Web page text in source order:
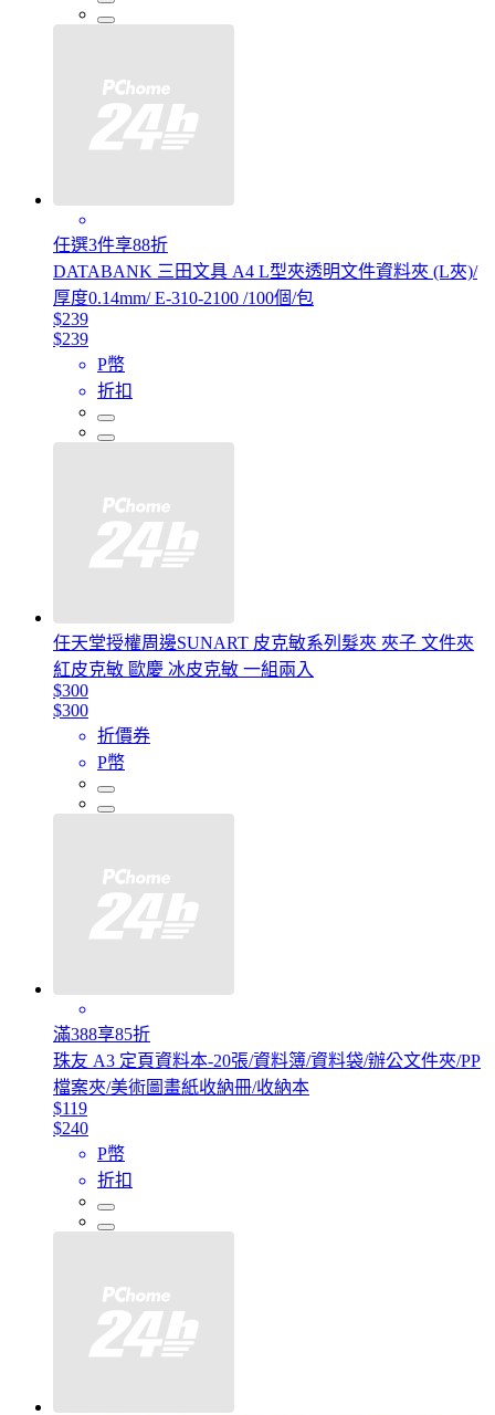
任選3件享88折
DATABANK 三田文具 A4 L型夾透明文件資料夾 (L夾)/
厚度0.14mm/ E-310-2100 /100個/包
$239
$239
P幣
折扣
任天堂授權周邊SUNART 皮克敏系列髮夾 夾子 文件夾
紅皮克敏 歐慶 冰皮克敏 一組兩入
$300
$300
折價券
P幣
滿388享85折
珠友 A3 定頁資料本-20張/資料簿/資料袋/辦公文件夾/PP
檔案夾/美術圖畫紙收納冊/收納本
$119
$240
P幣
折扣